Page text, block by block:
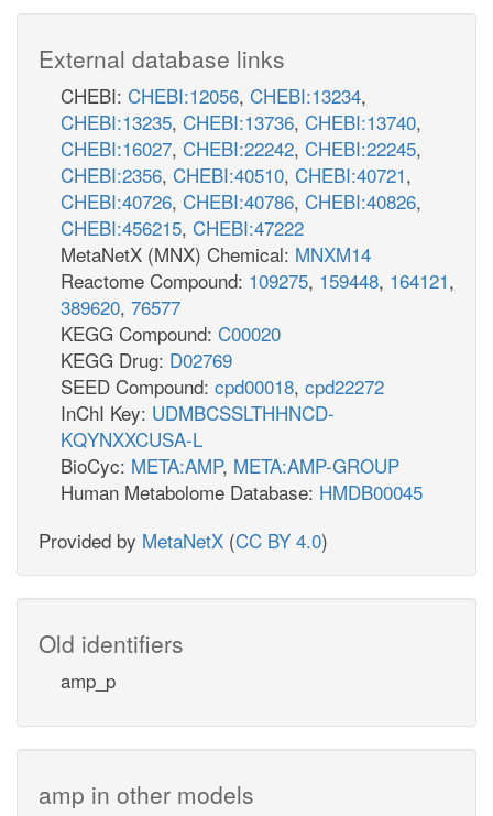
External database links
CHEBI: CHEBI:12056, CHEBI:13234,
CHEBI:13235, CHEBI:13736, CHEBI:13740,
CHEBI:16027, CHEBI:22242, CHEBI:22245,
CHEBI:2356, CHEBI:40510, CHEBI:40721,
CHEBI:40726, CHEBI:40786, CHEBI:40826,
CHEBI:456215, CHEBI:47222
MetaNetX (MNX) Chemical: MNXM14
Reactome Compound: 109275, 159448, 164121,
389620, 76577
KEGG Compound: C00020
KEGG Drug: D02769
SEED Compound: cpd00018, cpd22272
InChI Key: UDMBCSSLTHHNCD-
KQYNXXCUSA-L
BioCyc: META:AMP, META:AMP-GROUP
Human Metabolome Database: HMDB00045
Provided by MetaNetX (CC BY 4.0)
Old identifiers
amp_p
amp in other models